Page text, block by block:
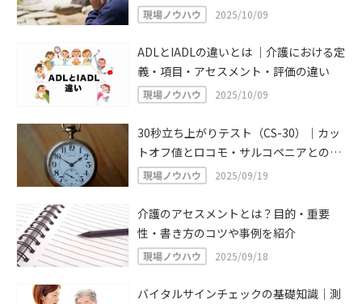
現場ノウハウ 2025/10/09
ADLとIADLの違いとは ｜介護における定
義・項目・アセスメント・評価の違い
現場ノウハウ 2025/10/09
30秒立ち上がりテスト（CS-30）｜カッ
トオフ値とロコモ・サルコペニアとの関
係現場ノウハウ 2025/09/19
介護のアセスメントとは？目的・重要
性・書き方のコツや事例を紹介
現場ノウハウ 2025/09/18
バイタルサインチェックの基礎知識｜測